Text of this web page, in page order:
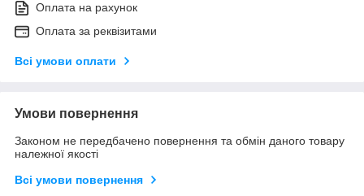
Оплата на рахунок
Оплата за реквізитами
Всі умови оплати
Умови повернення
Законом не передбачено повернення та обмін даного товару
належної якості
Всі умови повернення